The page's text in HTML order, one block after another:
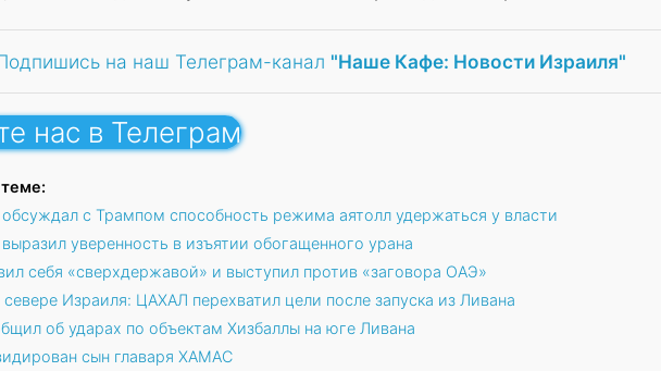
на наш Телеграм-канал "Наше Кафе: Новости Израиля"
нас в Телеграм
с Трампом способность режима аятолл удержаться у власти
уверенность в изъятии обогащенного урана
себя «сверхдержавой» и выступил против «заговора ОАЭ»
севере Израиля: ЦАХАЛ перехватил цели после запуска из Ливана
об ударах по объектам Хизбаллы на юге Ливана
сын главаря ХАМАС